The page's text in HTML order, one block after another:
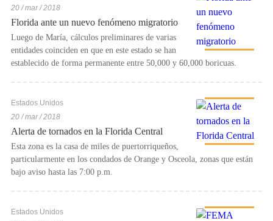
20 / mar / 2018
Florida ante un nuevo fenómeno migratorio
Luego de María, cálculos preliminares de varias
entidades coinciden en que en este estado se han
establecido de forma permanente entre 50,000 y 60,000 boricuas.
Estados Unidos
20 / mar / 2018
Alerta de tornados en la Florida Central
Esta zona es la casa de miles de puertorriqueños,
particularmente en los condados de Orange y Osceola, zonas que están
bajo aviso hasta las 7:00 p.m.
Estados Unidos